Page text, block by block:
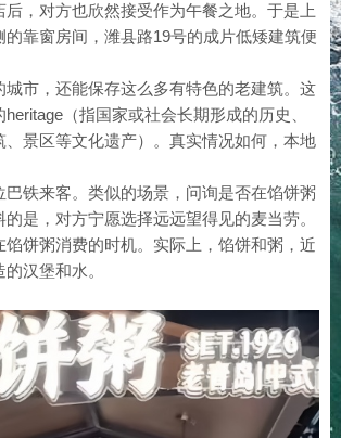
后，对方也欣然接受作为午餐之地。于是上
的靠窗房间，潍县路19号的成片低矮建筑便
城市，还能保存这么多有特色的老建筑。这
（指国家或社会长期形成的历史、
、景区等文化遗产）。真实情况如何，本地
巴铁来客。类似的场景，问询是否在馅饼粥
是，对方宁愿选择远远望得见的麦当劳。
馅饼粥消费的时机。实际上，馅饼和粥，近
汉堡和水。